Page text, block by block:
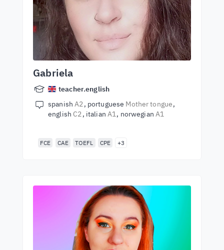
Gabriela
teacher.english
spanishA2 portuguese Mother tongue
english C2 italian A1 norwegianA1
FCE CAE TOEFL CPE +3